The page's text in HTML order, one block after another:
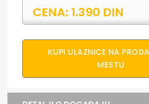
CENA: 1.390 DIN
KUPI ULAZNICE NA
MESTU